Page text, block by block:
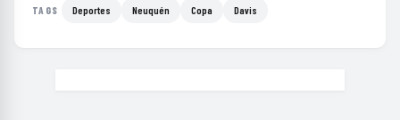
TAGS Deportes Neuquén Copa Davis